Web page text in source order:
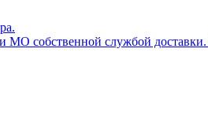
МО собственной службой